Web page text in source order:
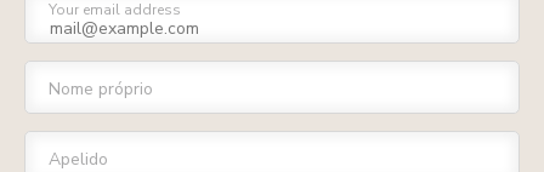
Your email address
Nome próprio
Apelido